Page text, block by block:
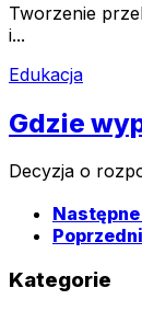
Tworzenie
i...
Edukacja
Gdzie
Decyzja o
Następne
Kategorie